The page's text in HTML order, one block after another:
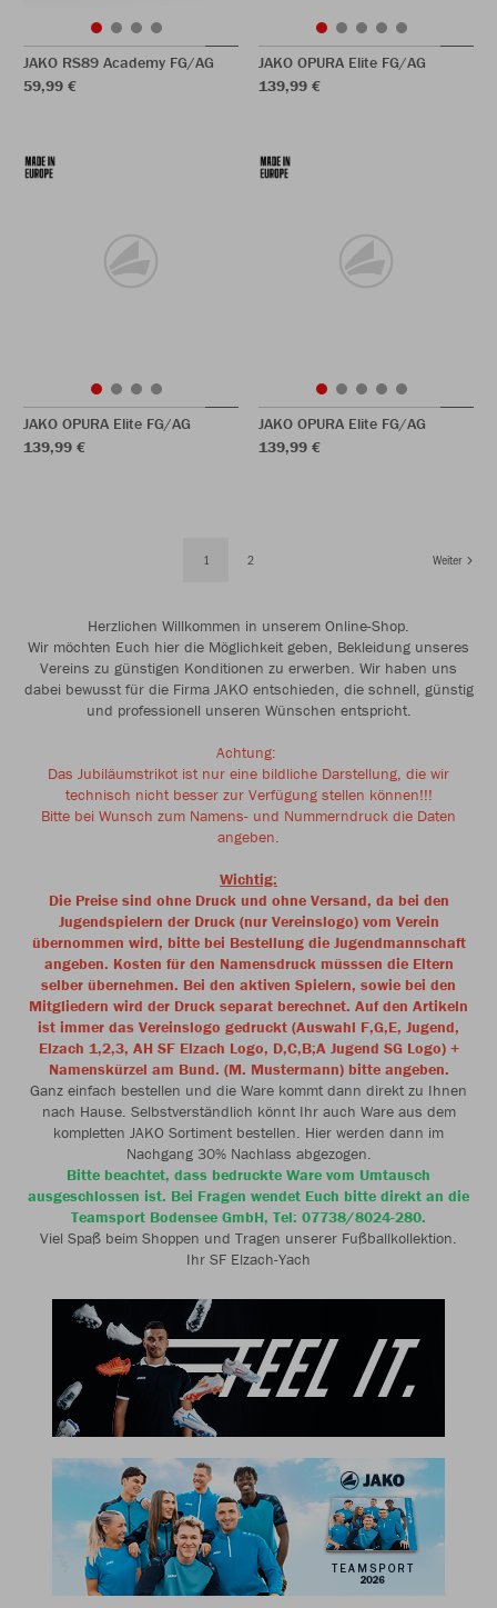
JAKO RS89 Academy FG/AG
59,99 €
JAKO OPURA Elite FG/AG
139,99 €
JAKO OPURA Elite FG/AG
139,99 €
JAKO OPURA Elite FG/AG
139,99 €
1 2 Weiter
Herzlichen Willkommen in unserem Online-Shop.
Wir möchten Euch hier die Möglichkeit geben, Bekleidung unseres
Vereins zu günstigen Konditionen zu erwerben. Wir haben uns
dabei bewusst für die Firma JAKO entschieden, die schnell, günstig
und professionell unseren Wünschen entspricht.
Achtung:
Das Jubiläumstrikot ist nur eine bildliche Darstellung, die wir
technisch nicht besser zur Verfügung stellen können!!!
Bitte bei Wunsch zum Namens- und Nummerndruck die Daten
angeben.
Wichtig:
Die Preise sind ohne Druck und ohne Versand, da bei den
Jugendspielern der Druck (nur Vereinslogo) vom Verein
übernommen wird, bitte bei Bestellung die Jugendmannschaft
angeben. Kosten für den Namensdruck müsssen die Eltern
selber übernehmen. Bei den aktiven Spielern, sowie bei den
Mitgliedern wird der Druck separat berechnet. Auf den Artikeln
ist immer das Vereinslogo gedruckt (Auswahl F,G,E, Jugend,
Elzach 1,2,3, AH SF Elzach Logo, D,C,B;A Jugend SG Logo) +
Namenskürzel am Bund. (M. Mustermann) bitte angeben.
Ganz einfach bestellen und die Ware kommt dann direkt zu Ihnen
nach Hause. Selbstverständlich könnt Ihr auch Ware aus dem
kompletten JAKO Sortiment bestellen. Hier werden dann im
Nachgang 30% Nachlass abgezogen.
Bitte beachtet, dass bedruckte Ware vom Umtausch
ausgeschlossen ist. Bei Fragen wendet Euch bitte direkt an die
Teamsport Bodensee GmbH, Tel: 07738/8024-280.
Viel Spaß beim Shoppen und Tragen unserer Fußballkollektion.
Ihr SF Elzach-Yach